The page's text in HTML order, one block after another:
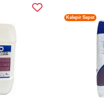
Kelepir Sepet